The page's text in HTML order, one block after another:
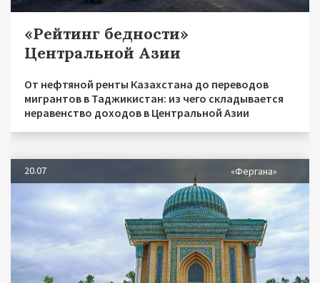
«Рейтинг бедности»
Центральной Азии
От нефтяной ренты Казахстана до переводов
мигрантов в Таджикистан: из чего складывается
неравенство доходов в Центральной Азии
20.07 «Фергана»